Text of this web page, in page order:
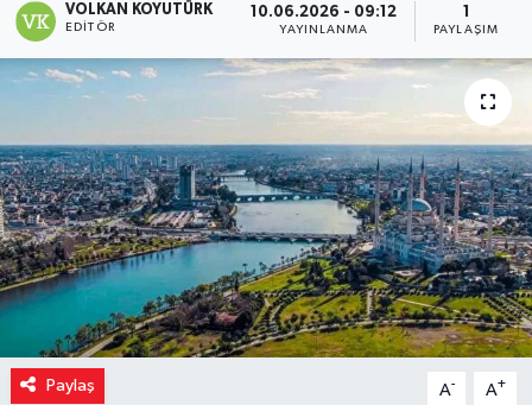
VOLKAN KOYUTÜRK
EDITÖR
10.06.2026 - 09:12
YAYINLANMA PAYLAŞIM
Paylaş A- A+
Siyaset
Spor
Yaşam
Yerel Yönetimler
Yurttan